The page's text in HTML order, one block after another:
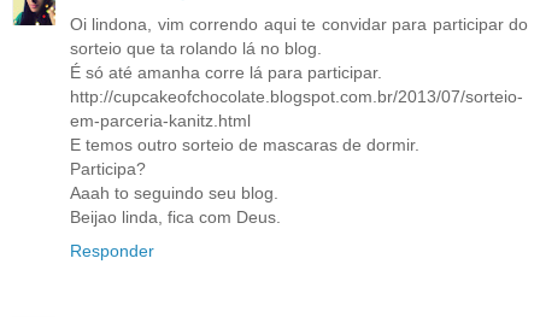
Oi lindona, vim correndo aqui te convidar para participar do
sorteio que ta rolando lá no blog.
É só até amanha corre lá para participar.
http://cupcakeofchocolate.blogspot.com.br/2013/07/sorteio-
em-parceria-kanitz.html
E temos outro sorteio de mascaras de dormir.
Participa?
Aaah to seguindo seu blog.
Beijao linda, fica com Deus.
Responder